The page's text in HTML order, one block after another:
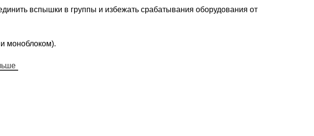
вспышки в группы и избежать срабатывания оборудования от
моноблоком).